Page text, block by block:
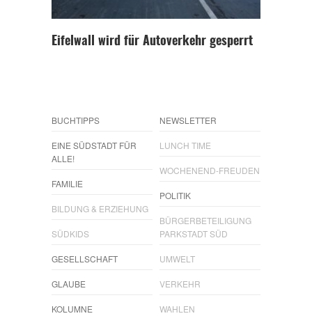
Eifelwall wird für Autoverkehr gesperrt
BUCHTIPPS
EINE SÜDSTADT FÜR
ALLE!
FAMILIE
BILDUNG & ERZIEHUNG
SÜDKIDS
GESELLSCHAFT
GLAUBE
KOLUMNE
NEWSLETTER
LUNCH TIME
WOCHENEND-FREUDEN
POLITIK
BÜRGERBETEILIGUNG
PARKSTADT SÜD
UMWELT
VERKEHR
WAHLEN